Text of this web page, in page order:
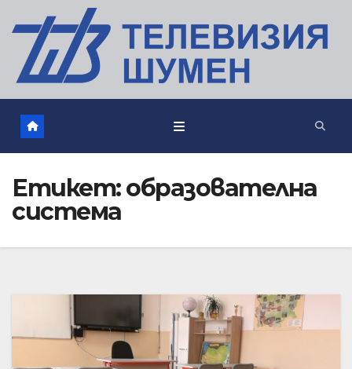
Етикет:образователна
система